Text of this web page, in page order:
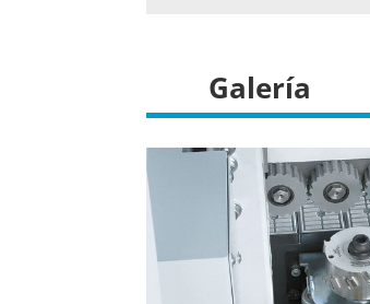
Galería